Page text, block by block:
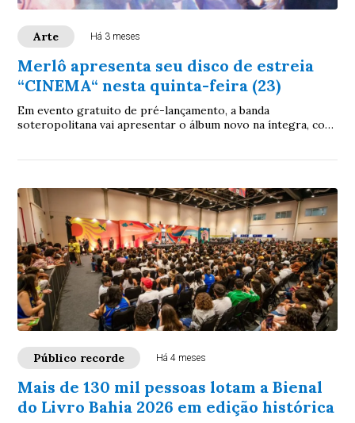
Arte Há 3 meses
Merlô apresenta seu disco de estreia
“CINEMA“ nesta quinta-feira (23)
Em evento gratuito de pré-lançamento, a banda
soteropolitana vai apresentar o álbum novo na íntegra, com
Público recorde Há 4 meses
Mais de 130 mil pessoas lotam a Bienal
do Livro Bahia 2026 em edição histórica